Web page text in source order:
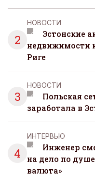
2
НОВОСТИ
Эстонские
недвижимости
Риге
3
НОВОСТИ
Польская
заработала в
4
ИНТЕРВЬЮ
Инженер
на дело по
валюта»